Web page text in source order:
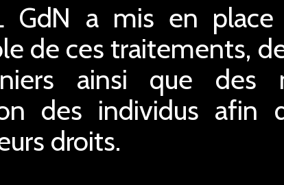
GdN a mis en
de ces traitements,
ainsi que des
des individus afin
droits.